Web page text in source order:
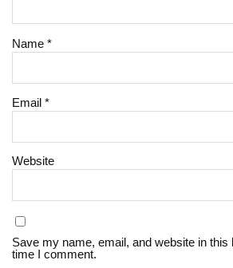
Name*
Email*
Website
Save my name, email, and website in this
time I comment.